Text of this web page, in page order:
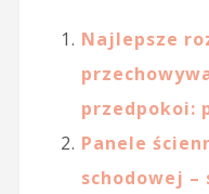
Najlepsze
przedpokoi:
Panele
schodowej